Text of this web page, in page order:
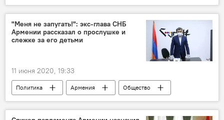
Голос
"Меня не запугать!": экс-глава СНБ
Армении рассказал о прослушке и
слежке за его детьми
11 июня 2020, 19:33
Политика Армения
Общество
СНБ
Артур Ванецян
слежка
Новости Армения